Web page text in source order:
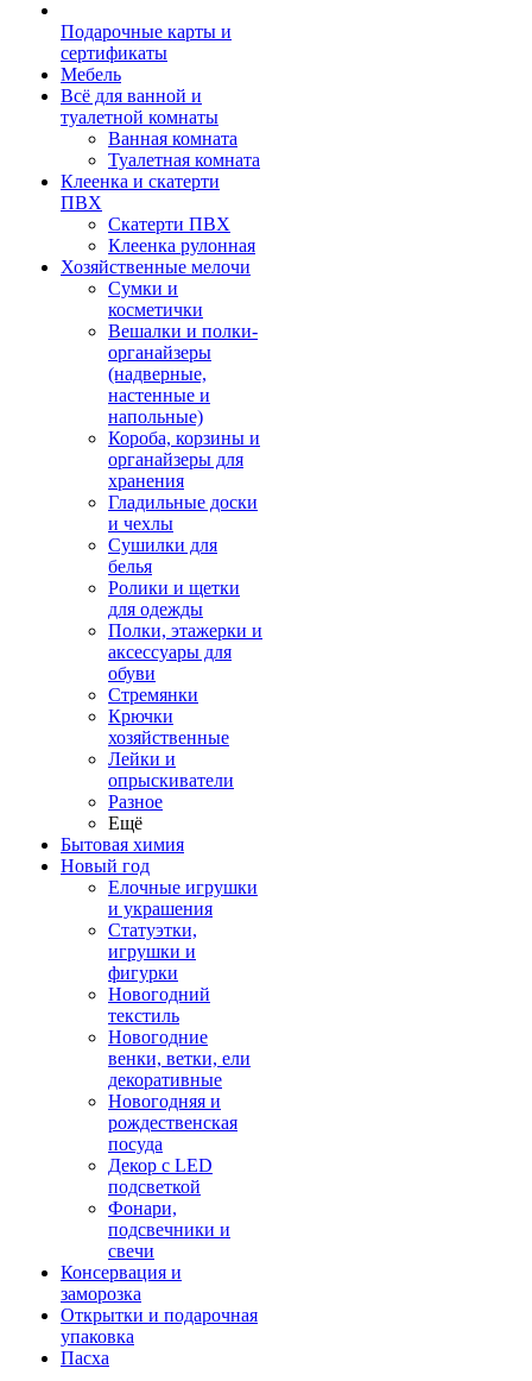
Подарочные карты и
сертификаты
Мебель
Всё для ванной и
туалетной комнаты
Ванная комната
Туалетная комната
Клеенка и скатерти
ПВХ
Скатерти ПВХ
Клеенка рулонная
Хозяйственные мелочи
Сумки и
косметички
Вешалки и полки-
органайзеры
(надверные,
настенные и
напольные)
Короба, корзины и
органайзеры для
хранения
Гладильные доски
и чехлы
Сушилки для
белья
Ролики и щетки
для одежды
Полки, этажерки и
аксессуары для
обуви
Стремянки
Крючки
хозяйственные
Лейки и
опрыскиватели
Разное
Ещё
Бытовая химия
Новый год
Елочные игрушки
и украшения
Статуэтки,
игрушки и
фигурки
Новогодний
текстиль
Новогодние
венки, ветки, ели
декоративные
Новогодняя и
рождественская
посуда
Декор с LED
подсветкой
Фонари,
подсвечники и
свечи
Консервация и
заморозка
Открытки и подарочная
упаковка
Пасха